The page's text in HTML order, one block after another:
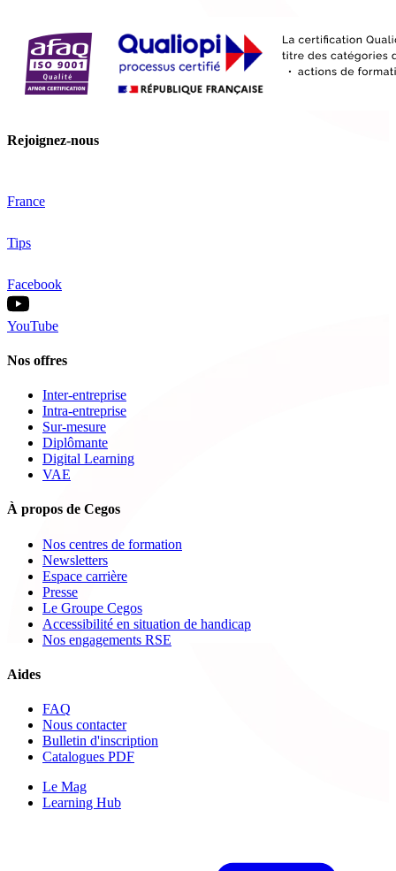
Rejoignez-nous
France
Tips
Facebook
YouTube
Nos offres
Inter-entreprise
Intra-entreprise
Sur-mesure
Diplômante
Digital Learning
VAE
À propos de Cegos
Nos centres de formation
Newsletters
Espace carrière
Presse
Le Groupe Cegos
Accessibilité en situation de handicap
Nos engagements RSE
Aides
FAQ
Nous contacter
Bulletin d'inscription
Catalogues PDF
Le Mag
Learning Hub